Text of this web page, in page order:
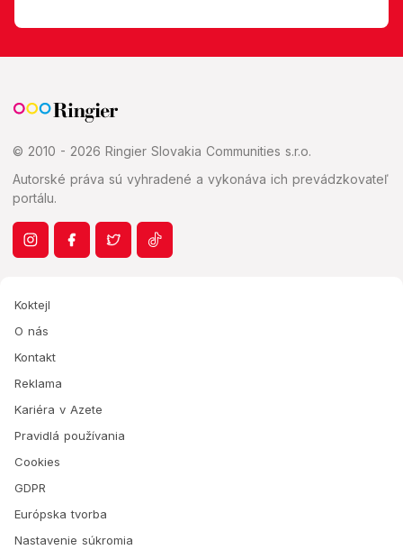
© 2010 - 2026 Ringier Slovakia Communities s.r.o.
Autorské práva sú vyhradené a vykonáva ich prevádzkovateľ
portálu.
Koktejl
O nás
Kontakt
Reklama
Kariéra v Azete
Pravidlá používania
Cookies
GDPR
Európska tvorba
Nastavenie súkromia